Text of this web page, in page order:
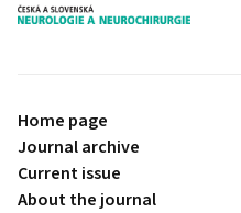
proLékaře.cz
Home page
Journal archive
Current issue
About the journal